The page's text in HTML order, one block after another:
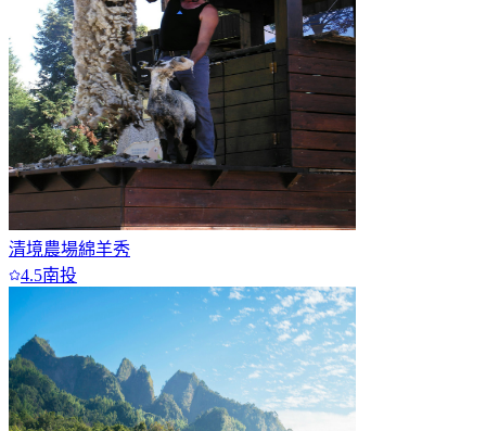
清境農場綿羊秀
4.5南投